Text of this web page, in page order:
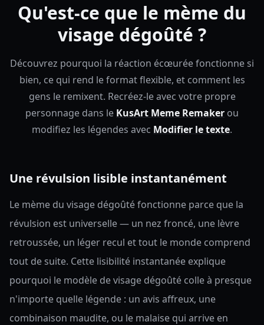
Qu'est-ce que le mème du
visage dégoûté ?
Découvrez pourquoi la réaction écœurée fonctionne si
bien, ce qui rend le format flexible, et comment les
gens le remixent. Recréez-le avec votre propre
personnage dans le KusArt Meme Remaker ou
modifiez les légendes avec Modifier le texte.
Une révulsion lisible instantanément
Le mème du visage dégoûté fonctionne parce que la
révulsion est universelle — un nez froncé, une lèvre
retroussée, un léger recul et tout le monde comprend
tout de suite. Cette lisibilité instantanée explique
pourquoi le modèle de visage dégoûté colle à presque
n'importe quelle légende : un avis affreux, une
combinaison maudite, ou le malaise qui arrive en